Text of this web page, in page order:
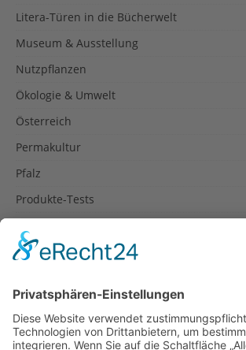
Litera-Türen in die Bücherwelt
Museum & Ausstellung
Nutzpflanzen
Ökologie & Umwelt
Österreich
Permakultur
Pfalz
Produkte-Tests
Rezepte
Spanien
Südtirol